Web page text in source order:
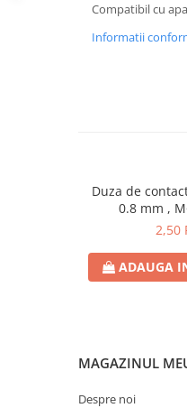
Echipamente de protectie
Lichide, sprayuri sudura
Baghete sudura WIG (TIG)
Unitati de extragere a
Compatibil cu
Informatii
Duza de
0.8 mm ,
2,50
ADAUGA
MAGAZINUL
Despre noi